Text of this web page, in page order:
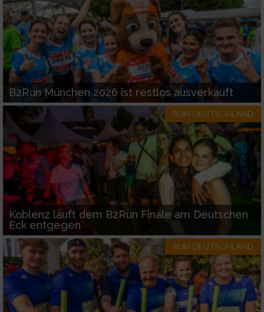
B2Run München 2026 ist restlos ausverkauft
RUN-DEUTSCHLAND
Koblenz läuft dem B2Run Finale am Deutschen
Eck entgegen
RUN-DEUTSCHLAND